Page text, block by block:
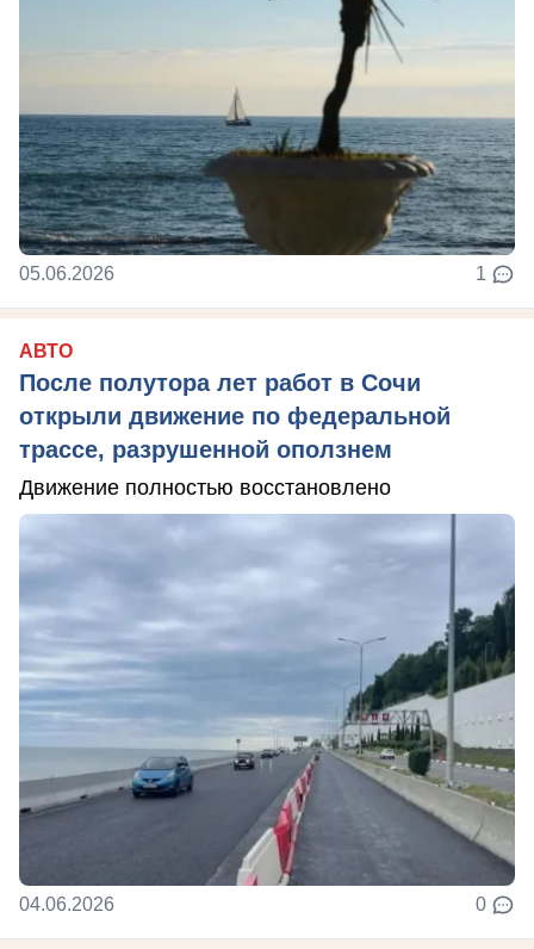
05.06.2026 1
АВТО
После полутора лет работ в Сочи
открыли движение по федеральной
трассе, разрушенной оползнем
Движение полностью восстановлено
04.06.2026 0